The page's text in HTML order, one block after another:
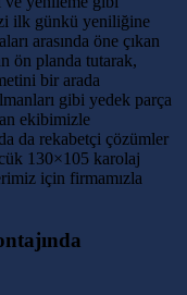
ilk günkü yeniliğine
arasında öne çıkan
ön planda tutarak,
bir arada
gibi yedek parça
ekibimizle
da rekabetçi çözümler
130×105 karolaj
için firmamızla